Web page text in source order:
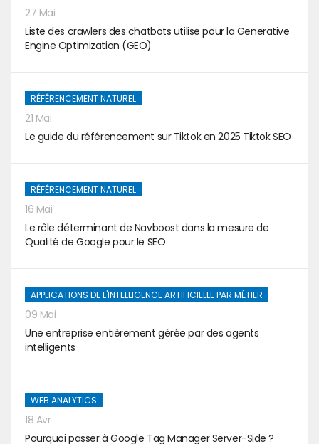
27 Mai
Liste des crawlers des chatbots utilise pour la Generative
Engine Optimization (GEO)
RÉFÉRENCEMENT NATUREL
21 Mai
Le guide du référencement sur Tiktok en 2025 Tiktok SEO
RÉFÉRENCEMENT NATUREL
16 Mai
Le rôle déterminant de Navboost dans la mesure de
Qualité de Google pour le SEO
APPLICATIONS DE L'INTELLIGENCE ARTIFICIELLE PAR MÉTIER
09 Mai
Une entreprise entièrement gérée par des agents
intelligents
WEB ANALYTICS
18 Avr
Pourquoi passer à Google Tag Manager Server-Side ?